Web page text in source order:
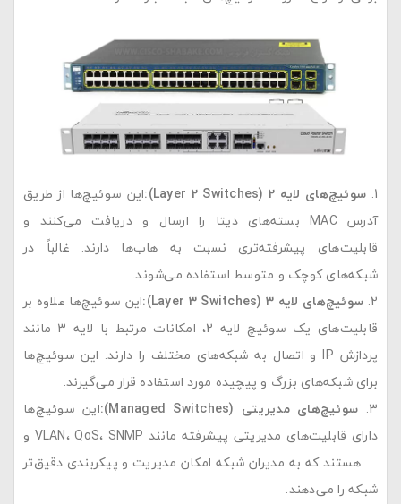
سوئیچ‌های لایه 2 (Layer 2 Switches):
این سوئیچ‌ها از طریق
آدرس MAC بسته‌های دیتا را ارسال و دریافت می‌کنند و
قابلیت‌های پیشرفته‌تری نسبت به هاب‌ها دارند. غالباً در
شبکه‌های کوچک و متوسط استفاده می‌شوند.
سوئیچ‌های لایه 3 (Layer 3 Switches):
این سوئیچ‌ها علاوه بر
قابلیت‌های یک سوئیچ لایه 2، امکانات مرتبط با لایه 3 مانند
پردازش IP و اتصال به شبکه‌های مختلف را دارند. این سوئیچ‌ها
برای شبکه‌های بزرگ و پیچیده مورد استفاده قرار می‌گیرند.
سوئیچ‌های مدیریتی (Managed Switches):
این سوئیچ‌ها
دارای قابلیت‌های مدیریتی پیشرفته مانند VLAN، QoS، SNMP و
… هستند که به مدیران شبکه امکان مدیریت و پیکربندی دقیق‌تر
شبکه را می‌دهند.